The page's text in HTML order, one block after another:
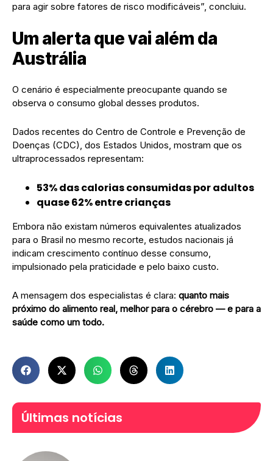
para agir sobre fatores de risco modificáveis”, concluiu.
Um alerta que vai além da
Austrália
O cenário é especialmente preocupante quando se
observa o consumo global desses produtos.
Dados recentes do Centro de Controle e Prevenção de
Doenças (CDC), dos Estados Unidos, mostram que os
ultraprocessados representam:
53% das calorias consumidas por adultos
quase 62% entre crianças
Embora não existam números equivalentes atualizados
para o Brasil no mesmo recorte, estudos nacionais já
indicam crescimento contínuo desse consumo,
impulsionado pela praticidade e pelo baixo custo.
A mensagem dos especialistas é clara: quanto mais
próximo do alimento real, melhor para o cérebro — e para a
saúde como um todo.
Últimas notícias